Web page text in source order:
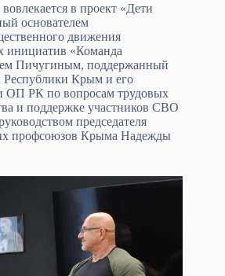
в проект «Дети
основателем
движения
инициатив «Команда
Пичугиным, поддержанный
Республики Крым и его
ОП РК по вопросам трудовых
и поддержке участников СВО
председателя
профсоюзов Крыма Надежды